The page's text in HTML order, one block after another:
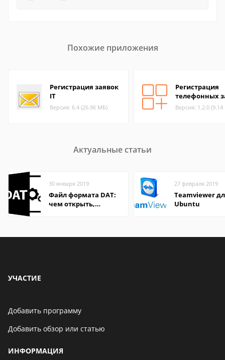
Похожие приложения
Регистрация заявок
IT
Версия: 6.4 (26.96 МБ)
Регистрация
телефонных
Версия: 1.2.0
Актуальные статьи
30 января 2019
Файл формата DAT:
чем открыть,
27 февраля 2019
Teamviewer
Ubuntu
УЧАСТИЕ
Добавить программу
Добавить обзор или статью
ИНФОРМАЦИЯ